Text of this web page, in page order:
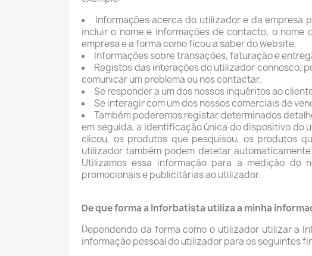
Informações acerca do utilizador e da empresa
incluir o nome e informações de contacto, o
empresa e a forma como ficou a saber do website.
Informações sobre transações, faturação e
Registos das interações do utilizador connosco,
comunicar um problema ou nos contactar.
Se responder a um dos nossos inquéritos ao
Se interagir com um dos nossos comerciais de
Também poderemos registar determinados
em seguida, a identificação única do dispositivo do
clicou, os produtos que pesquisou, os produtos
utilizador também podem detetar
Utilizamos essa informação para a medição do
promocionais e publicitárias ao utilizador.
De que forma a Inforbatista utiliza a minha
Dependendo da forma como o utilizador utilizar a
informação pessoal do utilizador para os seguintes